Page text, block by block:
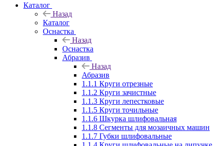
Каталог
Назад
Каталог
Оснастка
Назад
Оснастка
Абразив
Назад
Абразив
1.1.1 Круги отрезные
1.1.2 Круги зачистные
1.1.3 Круги лепестковые
1.1.5 Круги точильные
1.1.6 Шкурка шлифовальная
1.1.8 Сегменты для мозаичных машин
1.1.7 Губки шлифовальные